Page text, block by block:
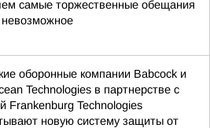
самые торжественные обещания
оборонные компании Babcock и
Technologies в партнерстве с
Frankenburg Technologies
новую систему защиты от